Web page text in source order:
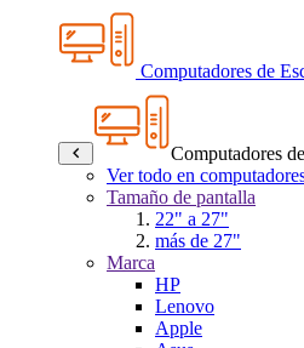
Computadores de
Computadores
Ver todo en
Tamaño de pantalla
22" a 27"
más de 27"
Marca
HP
Lenovo
Apple